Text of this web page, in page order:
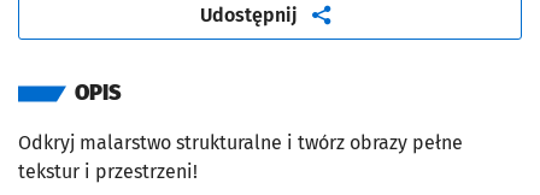
Udostępnij artykuł
OPIS
Odkryj malarstwo strukturalne i twórz obrazy pełne
tekstur i przestrzeni!